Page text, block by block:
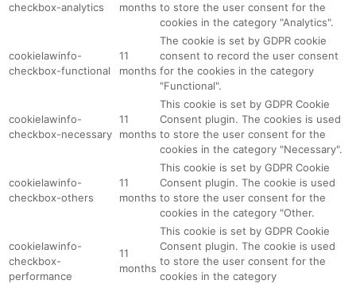
checkbox-analytics
months to store the user consent for the
cookies in the category "Analytics".
cookielawinfo-
checkbox-functional
11
months
The cookie is set by GDPR cookie
consent to record the user consent
for the cookies in the category
"Functional".
cookielawinfo-
checkbox-necessary
11
months
This cookie is set by GDPR Cookie
Consent plugin. The cookies is used
to store the user consent for the
cookies in the category "Necessary".
cookielawinfo-
checkbox-others
11
months
This cookie is set by GDPR Cookie
Consent plugin. The cookie is used
to store the user consent for the
cookies in the category "Other.
cookielawinfo-
checkbox-
performance
11
months
This cookie is set by GDPR Cookie
Consent plugin. The cookie is used
to store the user consent for the
cookies in the category